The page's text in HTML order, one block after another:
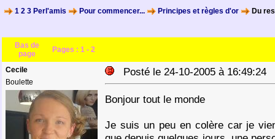
1 2 3 Perl'amis Pour commencer... Principes et règles d'or Du
Bas de
page
Pages : 1 - 2
Cecile
Boulette
Posté le 24-10-2005 à 16:49:24
Bonjour tout le monde
Je suis un peu en colère car je